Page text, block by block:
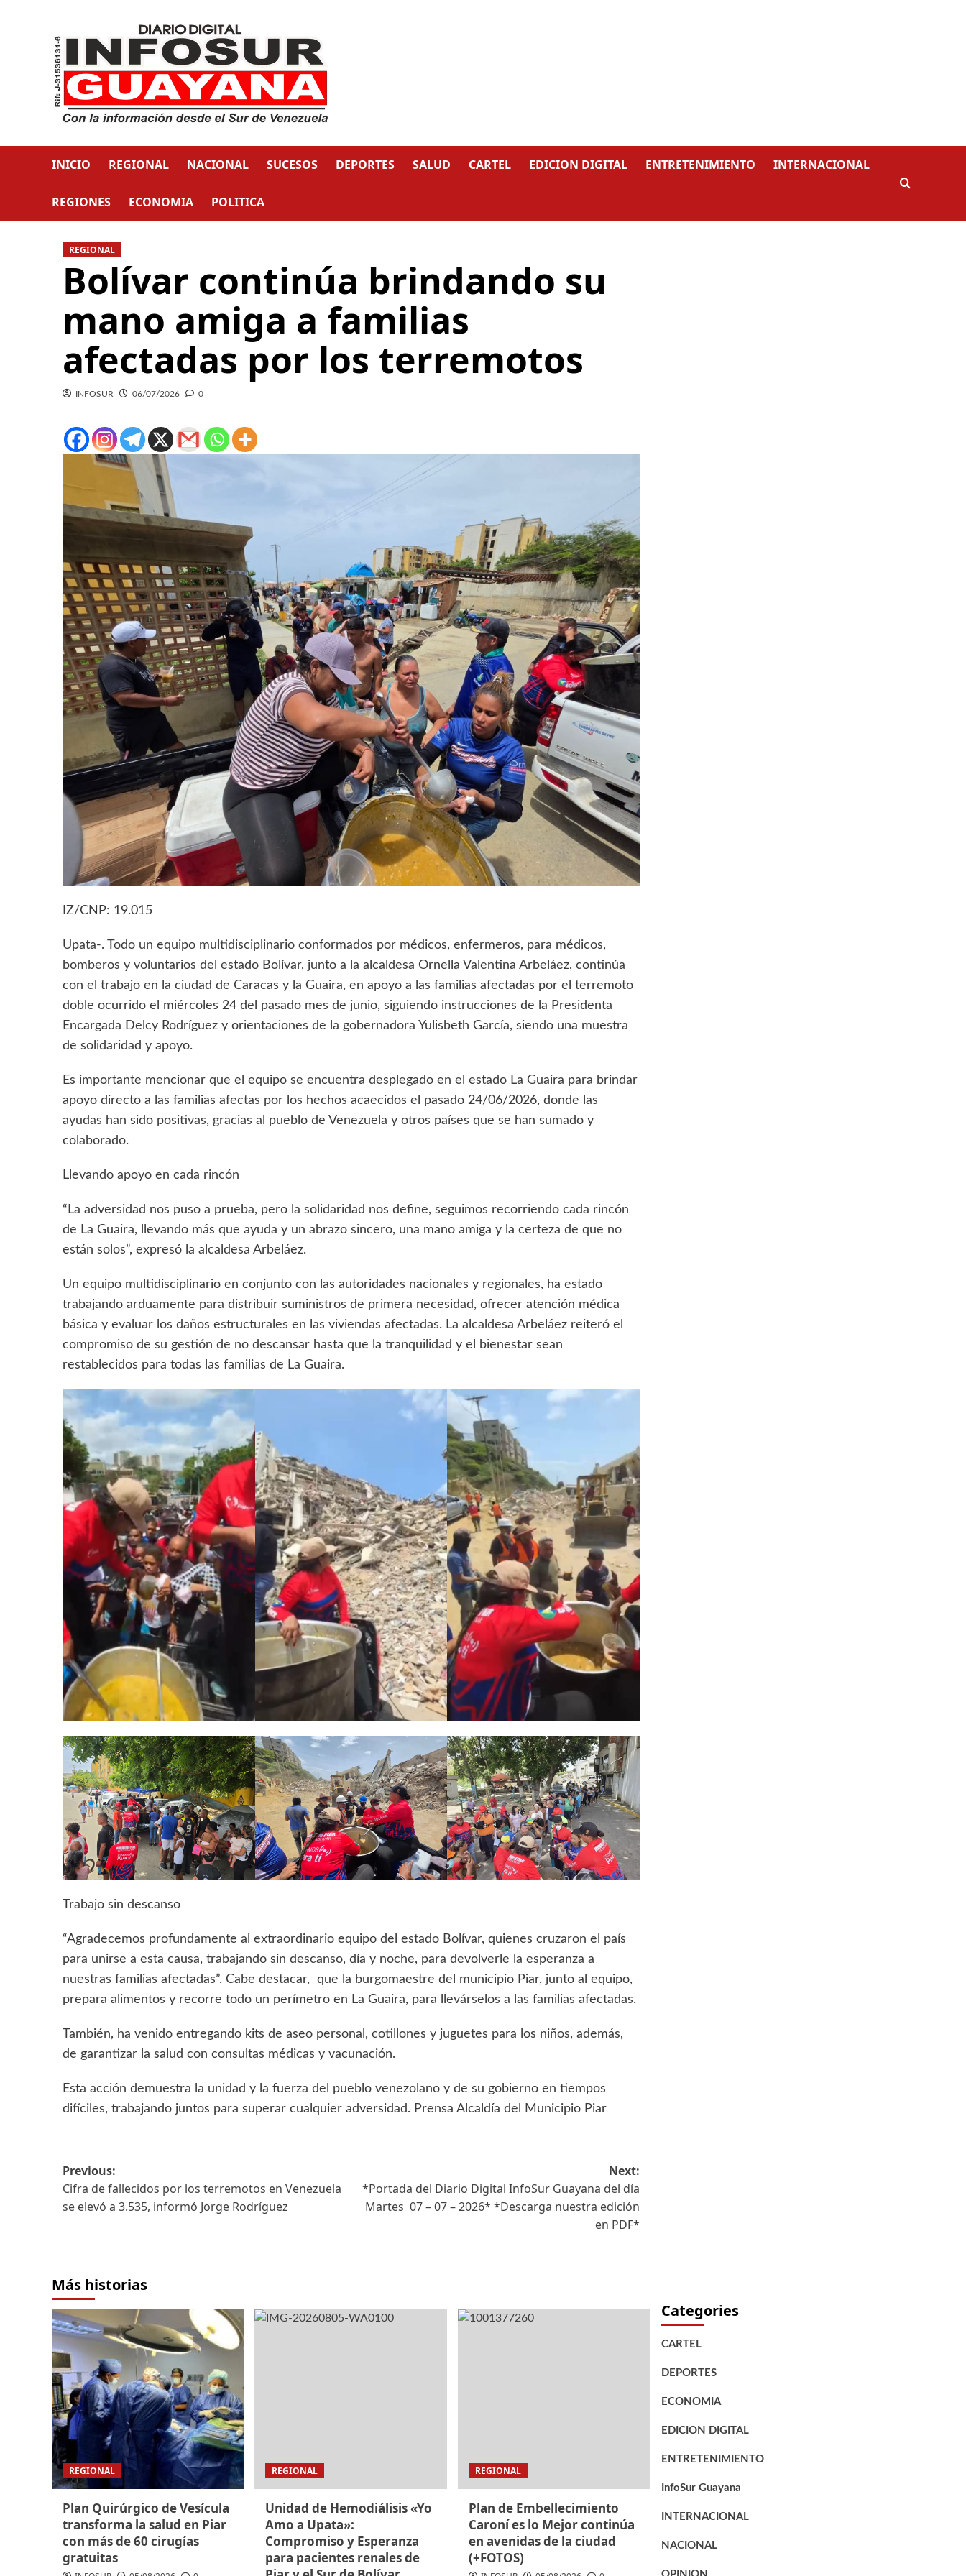
INICIO REGIONAL NACIONAL SUCESOS DEPORTES SALUD CARTEL EDICION DIGITAL ENTRETENIMIENTO INTERNACIONAL
REGIONES ECONOMIA POLITICA
REGIONAL
Bolívar continúa brindando su
mano amiga a familias
afectadas por los terremotos
INFOSUR 06/07/2026 0
IZ/CNP: 19.015
Upata-. Todo un equipo multidisciplinario conformados por médicos, enfermeros, para médicos,
bomberos y voluntarios del estado Bolívar, junto a la alcaldesa Ornella Valentina Arbeláez, continúa
con el trabajo en la ciudad de Caracas y la Guaira, en apoyo a las familias afectadas por el terremoto
doble ocurrido el miércoles 24 del pasado mes de junio, siguiendo instrucciones de la Presidenta
Encargada Delcy Rodríguez y orientaciones de la gobernadora Yulisbeth García, siendo una muestra
de solidaridad y apoyo.
Es importante mencionar que el equipo se encuentra desplegado en el estado La Guaira para brindar
apoyo directo a las familias afectas por los hechos acaecidos el pasado 24/06/2026, donde las
ayudas han sido positivas, gracias al pueblo de Venezuela y otros países que se han sumado y
colaborado.
Llevando apoyo en cada rincón
“La adversidad nos puso a prueba, pero la solidaridad nos define, seguimos recorriendo cada rincón
de La Guaira, llevando más que ayuda y un abrazo sincero, una mano amiga y la certeza de que no
están solos”, expresó la alcaldesa Arbeláez.
Un equipo multidisciplinario en conjunto con las autoridades nacionales y regionales, ha estado
trabajando arduamente para distribuir suministros de primera necesidad, ofrecer atención médica
básica y evaluar los daños estructurales en las viviendas afectadas. La alcaldesa Arbeláez reiteró el
compromiso de su gestión de no descansar hasta que la tranquilidad y el bienestar sean
restablecidos para todas las familias de La Guaira.
Trabajo sin descanso
“Agradecemos profundamente al extraordinario equipo del estado Bolívar, quienes cruzaron el país
para unirse a esta causa, trabajando sin descanso, día y noche, para devolverle la esperanza a
nuestras familias afectadas”. Cabe destacar, que la burgomaestre del municipio Piar, junto al equipo,
prepara alimentos y recorre todo un perímetro en La Guaira, para llevárselos a las familias afectadas.
También, ha venido entregando kits de aseo personal, cotillones y juguetes para los niños, además,
de garantizar la salud con consultas médicas y vacunación.
Esta acción demuestra la unidad y la fuerza del pueblo venezolano y de su gobierno en tiempos
difíciles, trabajando juntos para superar cualquier adversidad. Prensa Alcaldía del Municipio Piar
Previous:
Cifra de fallecidos por los terremotos en Venezuela
se elevó a 3.535, informó Jorge Rodríguez
Next:
*Portada del Diario Digital InfoSur Guayana del día
Martes 07 – 07 – 2026* *Descarga nuestra edición
en PDF*
Más historias
REGIONAL
Plan Quirúrgico de Vesícula
transforma la salud en Piar
con más de 60 cirugías
gratuitas
REGIONAL
Unidad de Hemodiálisis «Yo
Amo a Upata»:
Compromiso y Esperanza
para pacientes renales de
REGIONAL
Plan de Embellecimiento
Caroní es lo Mejor continúa
en avenidas de la ciudad
(+FOTOS)
Categories
CARTEL
DEPORTES
ECONOMIA
EDICION DIGITAL
ENTRETENIMIENTO
InfoSur Guayana
INTERNACIONAL
NACIONAL